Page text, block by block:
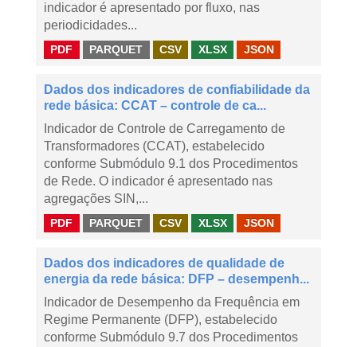
indicador é apresentado por fluxo, nas
periodicidades...
PDF PARQUET CSV XLSX JSON
Dados dos indicadores de confiabilidade da
rede básica: CCAT – controle de ca...
Indicador de Controle de Carregamento de
Transformadores (CCAT), estabelecido
conforme Submódulo 9.1 dos Procedimentos
de Rede. O indicador é apresentado nas
agregações SIN,...
PDF PARQUET CSV XLSX JSON
Dados dos indicadores de qualidade de
energia da rede básica: DFP – desempenh...
Indicador de Desempenho da Frequência em
Regime Permanente (DFP), estabelecido
conforme Submódulo 9.7 dos Procedimentos